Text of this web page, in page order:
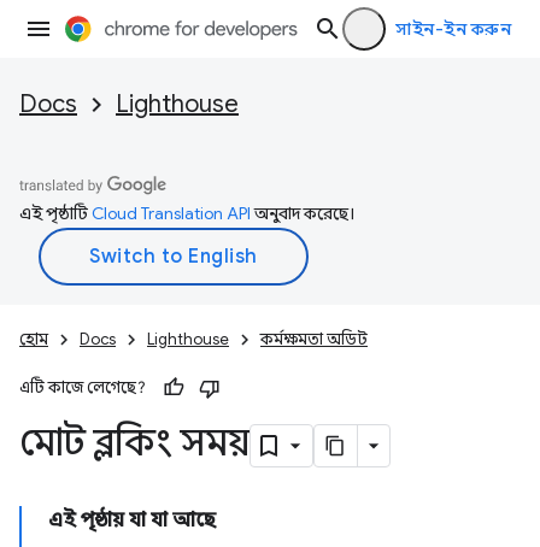
সাইন-ইন করুন
Docs Lighthouse
এই পৃষ্ঠাটিCloud Translation APIঅনুবাদ করেছে।
হোম Docs Lighthouse কর্মক্ষমতা অডিট
এটি কাজে লেগেছে?
মোট ব্লকিং সময়
এই পৃষ্ঠায় যা যা আছে